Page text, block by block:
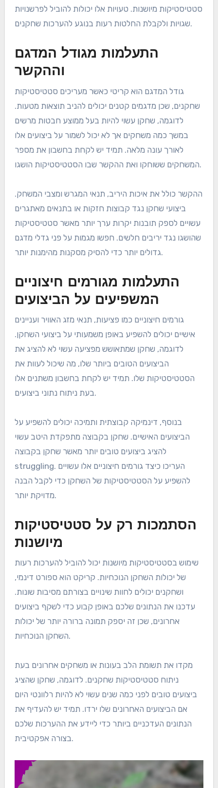
סטטיסטיקות מיושנות. טעויות אלו יכולות להוביל לפרשנויות
שגויות ולקבלת החלטות רעות בנוגע להערכות שחקנים.
התעלמות מגודל המדגם
וההקשר
גודל המדגם הוא קריטי כאשר מעריכים סטטיסטיקות
שחקנים, שכן מדגמים קטנים יכולים להניב תוצאות מטעות.
לדוגמה, שחקן עשוי להיות בעל ממוצע חבטות מרשים
במשך כמה משחקים אך לא יכול לשמור על ביצועים אלו
לאורך עונה מלאה. תמיד יש לקחת בחשבון את מספר
המשחקים ששוחקו ואת ההקשר שבו הסטטיסטיקות הושגו.
ההקשר כולל את איכות היריב, תנאי המגרש ומצבי המשחק.
ביצועי שחקן נגד קבוצות חזקות או בתנאים מאתגרים
עשויים לספק תובנות יקרות ערך יותר מאשר סטטיסטיקות
שהושגו נגד יריבים חלשים. חפשו מגמות על פני גדלי מדגם
גדולים יותר כדי להסיק מסקנות מהימנות יותר.
התעלמות מגורמים חיצוניים
המשפיעים על הביצועים
גורמים חיצוניים כמו פציעות, תנאי מזג האוויר ועניינים
אישיים יכולים להשפיע באופן משמעותי על ביצועי השחקן.
לדוגמה, שחקן שמתאושש מפציעה עשוי לא להציג את
הביצועים הטובים ביותר שלו, מה שיכול לעוות את
הסטטיסטיקות שלו. תמיד יש לקחת בחשבון משתנים אלו
בעת ניתוח נתוני ביצועים.
בנוסף, דינמיקה קבוצתית ותמיכה יכולים להשפיע על
הביצועים האישיים. שחקן בקבוצה מתפקדת היטב עשוי
להציג ביצועים טובים יותר מאשר שחקן בקבוצה
struggling. העריכו כיצד גורמים חיצוניים אלו עשויים
להשפיע על הסטטיסטיקות של השחקן כדי לקבל הבנה
מדויקת יותר.
הסתמכות רק על סטטיסטיקות
מיושנות
שימוש בסטטיסטיקות מיושנות יכול להוביל להערכות רעות
של יכולות השחקן הנוכחיות. קריקט הוא ספורט דינמי,
ושחקנים יכולים לחוות שינויים בצורתם מסיבות שונות.
עדכנו את הנתונים שלכם באופן קבוע כדי לשקף ביצועים
אחרונים, שכן זה יספק תמונה ברורה יותר של יכולות
השחקן הנוכחיות.
מקדו את תשומת הלב בעונות או משחקים אחרונים בעת
ניתוח סטטיסטיקות שחקנים. לדוגמה, שחקן שהציג
ביצועים טובים לפני כמה שנים עשוי לא להיות רלוונטי היום
אם הביצועים האחרונים שלו ירדו. תמיד יש להעדיף את
הנתונים העדכניים ביותר כדי ליידע את ההערכות שלכם
בצורה אפקטיבית.